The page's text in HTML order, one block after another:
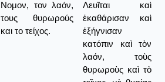
Νομον, τον λαόν,
τους θυρωρούς
και το τείχος.
Λευῖται καὶ
ἐκαθάρισαν καὶ
ἐξήγνισαν
κατόπιν καὶ τὸν
λαόν, τοὺς
θυρωροὺς καὶ τὸ